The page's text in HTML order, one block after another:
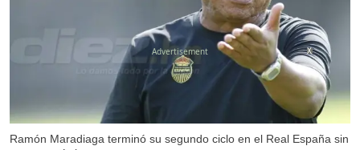
Ramón Maradiaga terminó su segundo ciclo en el Real España sin
X